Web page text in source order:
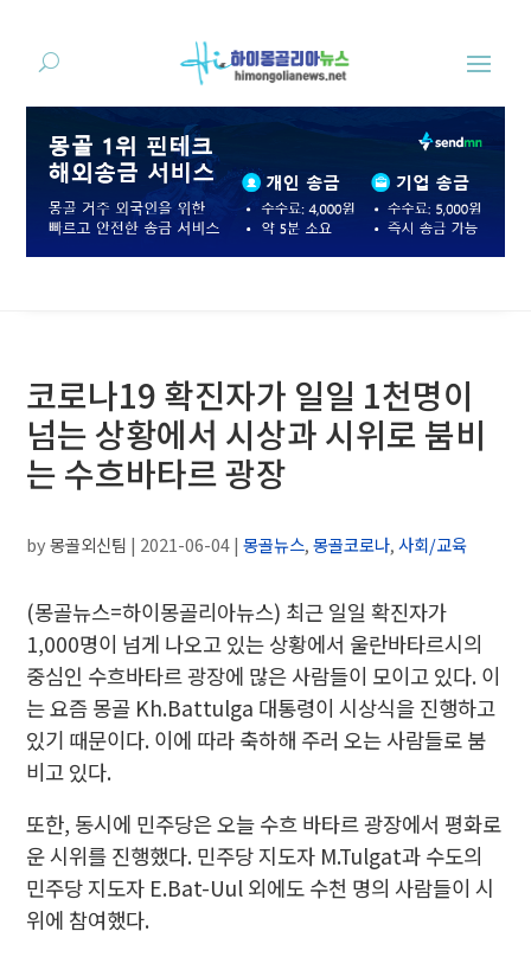
코로나19 확진자가 일일 1천명이
넘는 상황에서 시상과 시위로 붐비
는 수흐바타르 광장
by몽골외신팀 | 2021-06-04|몽골뉴스,몽골코로나,사회/교육
(몽골뉴스=하이몽골리아뉴스) 최근 일일 확진자가
1,000명이 넘게 나오고 있는 상황에서 울란바타르시의
중심인 수흐바타르 광장에 많은 사람들이 모이고 있다. 이
는요즘 몽골 Kh.Battulga 대통령이 시상식을 진행하고
있기 때문이다. 이에 따라 축하해 주러 오는 사람들로 붐
비고 있다.
또한, 동시에 민주당은 오늘 수흐 바타르 광장에서 평화로
운 시위를 진행했다. 민주당 지도자 M.Tulgat과 수도의
민주당 지도자 E.Bat-Uul 외에도 수천 명의 사람들이 시
위에 참여했다.